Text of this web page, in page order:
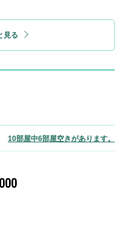
見る
10部屋中6部屋空きがあります。